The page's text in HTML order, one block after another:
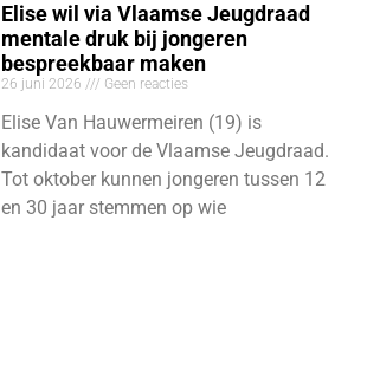
Elise wil via Vlaamse Jeugdraad
mentale druk bij jongeren
bespreekbaar maken
26 juni 2026 Geen reacties
Elise Van Hauwermeiren (19) is
kandidaat voor de Vlaamse Jeugdraad.
Tot oktober kunnen jongeren tussen 12
en 30 jaar stemmen op wie